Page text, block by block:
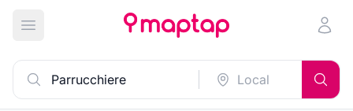
Apri menu principale